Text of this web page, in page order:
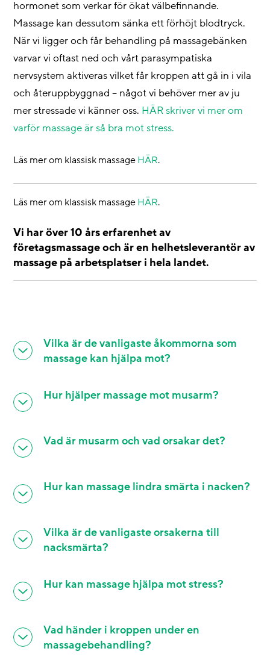
hormonet som verkar för ökat välbefinnande.
Massage kan dessutom sänka ett förhöjt blodtryck.
När vi ligger och får behandling på massagebänken
varvar vi oftast ned och vårt parasympatiska
nervsystem aktiveras vilket får kroppen att gå in i vila
och återuppbyggnad – något vi behöver mer av ju
mer stressade vi känner oss. HÄR skriver vi mer om
varför massage är så bra mot stress.
Läs mer om klassisk massage HÄR.
Läs mer om klassisk massage HÄR.
Vi har över 10 års erfarenhet av
företagsmassage och är en helhetsleverantör av
massage på arbetsplatser i hela landet.
Vilka är de vanligaste åkommorna som
massage kan hjälpa mot?
Hur hjälper massage mot musarm?
Vad är musarm och vad orsakar det?
Hur kan massage lindra smärta i nacken?
Vilka är de vanligaste orsakerna till
nacksmärta?
Hur kan massage hjälpa mot stress?
Vad händer i kroppen under en
massagebehandling?